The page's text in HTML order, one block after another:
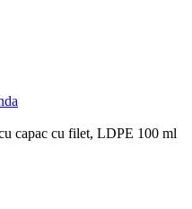
capac cu filet, LDPE 100 ml